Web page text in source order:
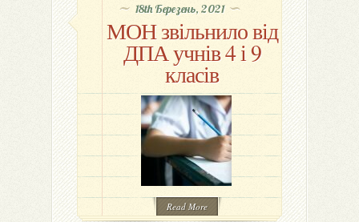
18th Березень, 2021
МОН звільнило від
ДПА учнів 4 і 9
класів
Read More